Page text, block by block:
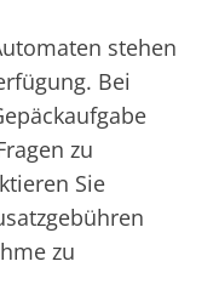
stehen
Bei
zu
Sie
zu